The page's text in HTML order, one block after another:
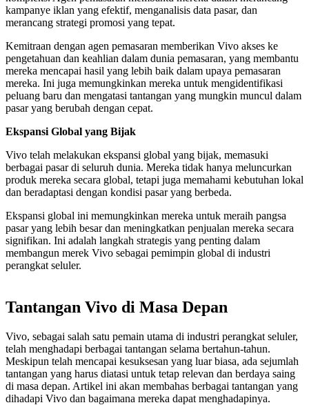
kampanye iklan yang efektif, menganalisis data pasar, dan
merancang strategi promosi yang tepat.
Kemitraan dengan agen pemasaran memberikan Vivo akses ke
pengetahuan dan keahlian dalam dunia pemasaran, yang membantu
mereka mencapai hasil yang lebih baik dalam upaya pemasaran
mereka. Ini juga memungkinkan mereka untuk mengidentifikasi
peluang baru dan mengatasi tantangan yang mungkin muncul dalam
pasar yang berubah dengan cepat.
Ekspansi Global yang Bijak
Vivo telah melakukan ekspansi global yang bijak, memasuki
berbagai pasar di seluruh dunia. Mereka tidak hanya meluncurkan
produk mereka secara global, tetapi juga memahami kebutuhan lokal
dan beradaptasi dengan kondisi pasar yang berbeda.
Ekspansi global ini memungkinkan mereka untuk meraih pangsa
pasar yang lebih besar dan meningkatkan penjualan mereka secara
signifikan. Ini adalah langkah strategis yang penting dalam
membangun merek Vivo sebagai pemimpin global di industri
perangkat seluler.
Tantangan Vivo di Masa Depan
Vivo, sebagai salah satu pemain utama di industri perangkat seluler,
telah menghadapi berbagai tantangan selama bertahun-tahun.
Meskipun telah mencapai kesuksesan yang luar biasa, ada sejumlah
tantangan yang harus diatasi untuk tetap relevan dan berdaya saing
di masa depan. Artikel ini akan membahas berbagai tantangan yang
dihadapi Vivo dan bagaimana mereka dapat menghadapinya.